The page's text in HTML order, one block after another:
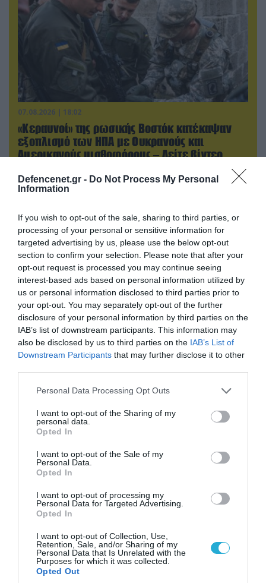
Defencenet.gr - Do Not Process My Personal
Information
If you wish to opt-out of the sale, sharing to third parties, or
processing of your personal or sensitive information for
targeted advertising by us, please use the below opt-out
section to confirm your selection. Please note that after your
opt-out request is processed you may continue seeing
interest-based ads based on personal information utilized by
us or personal information disclosed to third parties prior to
your opt-out. You may separately opt-out of the further
disclosure of your personal information by third parties on the
IAB’s list of downstream participants. This information may
also be disclosed by us to third parties on the IAB’s List of
Downstream Participants that may further disclose it to other
Please note that this website/app uses one or more Google
not limited to your visit or usage behaviour. You may click to
grant or deny consent to Google and its third-party tags to
use your data for below specified purposes in below Google
consent section.
Personal Data Processing Opt Outs
I want to opt-out of the Sharing of my
personal data.
Opted In
I want to opt-out of the Sale of my
Personal Data.
Opted In
I want to opt-out of processing my
Personal Data for Targeted Advertising.
Opted In
I want to opt-out of Collection, Use,
Retention, Sale, and/or Sharing of my
Personal Data that Is Unrelated with the
Purposes for which it was collected.
Opted Out
07.08.2026 | 18:02
«Κεραυνοί» της ρωσικής Βοστόκ κατέκαψαν
εξοπλισμό των ΗΠΑ με Ουκρανούς και
Αμερικανούς μισθοφόρους – Δείτε βίντεο
07.08.2026 | 19:02
Απετράπη το εγχείρημα Ουκρανών για
αντεπίθεση στο Κολομίγτσι: Δείτε το πριν & το
07.08.2026 | 20:02
Ο Γιάννης Αλαφούζος «τέλειωσε» τον
Κωνσταντίνο Ζούλα από τον ΣΚΑΪ – Ο λόγος της
απομάκρυνσής του